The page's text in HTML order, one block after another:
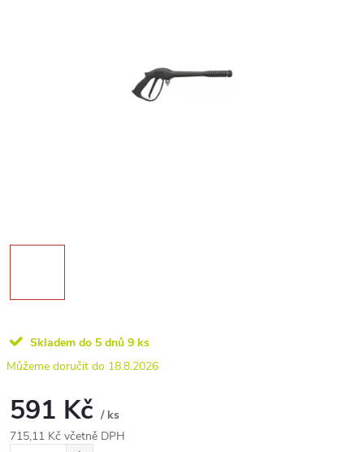
Skladem do 5 dnů 9 ks
18.8.2026
591 Kč / ks
715,11 Kč včetně DPH